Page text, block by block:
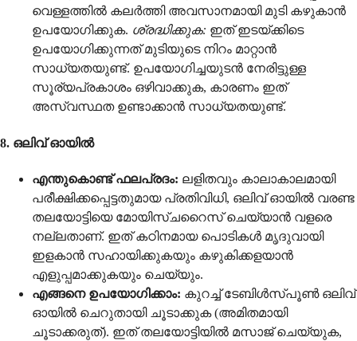
വെള്ളത്തിൽ കലർത്തി അവസാനമായി മുടി കഴുകാൻ
ഉപയോഗിക്കുക. ശ്രദ്ധിക്കുക: ഇത് ഇടയ്ക്കിടെ
ഉപയോഗിക്കുന്നത് മുടിയുടെ നിറം മാറ്റാൻ
സാധ്യതയുണ്ട്. ഉപയോഗിച്ചയുടൻ നേരിട്ടുള്ള
സൂര്യപ്രകാശം ഒഴിവാക്കുക, കാരണം ഇത്
അസ്വസ്ഥത ഉണ്ടാക്കാൻ സാധ്യതയുണ്ട്.
8. ഒലിവ് ഓയിൽ
എന്തുകൊണ്ട് ഫലപ്രദം: ലളിതവും കാലാകാലമായി
പരീക്ഷിക്കപ്പെട്ടതുമായ പ്രതിവിധി, ഒലിവ് ഓയിൽ വരണ്ട
തലയോട്ടിയെ മോയിസ്ചറൈസ് ചെയ്യാൻ വളരെ
നല്ലതാണ്. ഇത് കഠിനമായ പൊടികൾ മൃദുവായി
ഇളകാൻ സഹായിക്കുകയും കഴുകിക്കളയാൻ
എളുപ്പമാക്കുകയും ചെയ്യും.
എങ്ങനെ ഉപയോഗിക്കാം: കുറച്ച് ടേബിൾസ്പൂൺ ഒലിവ്
ഓയിൽ ചെറുതായി ചൂടാക്കുക (അമിതമായി
ചൂടാക്കരുത്). ഇത് തലയോട്ടിയിൽ മസാജ് ചെയ്യുക,